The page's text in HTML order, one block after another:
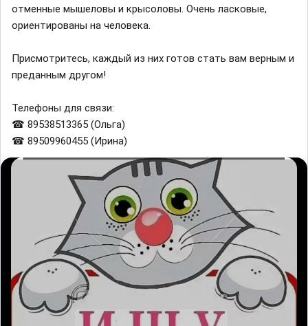
отменные мышеловы и крысоловы. Очень ласковые,
ориентированы на человека.
Присмотритесь, каждый из них готов стать вам верным и
преданным другом!
Телефоны для связи:
☎ 89538513365 (Ольга)
☎ 89509960455 (Ирина)